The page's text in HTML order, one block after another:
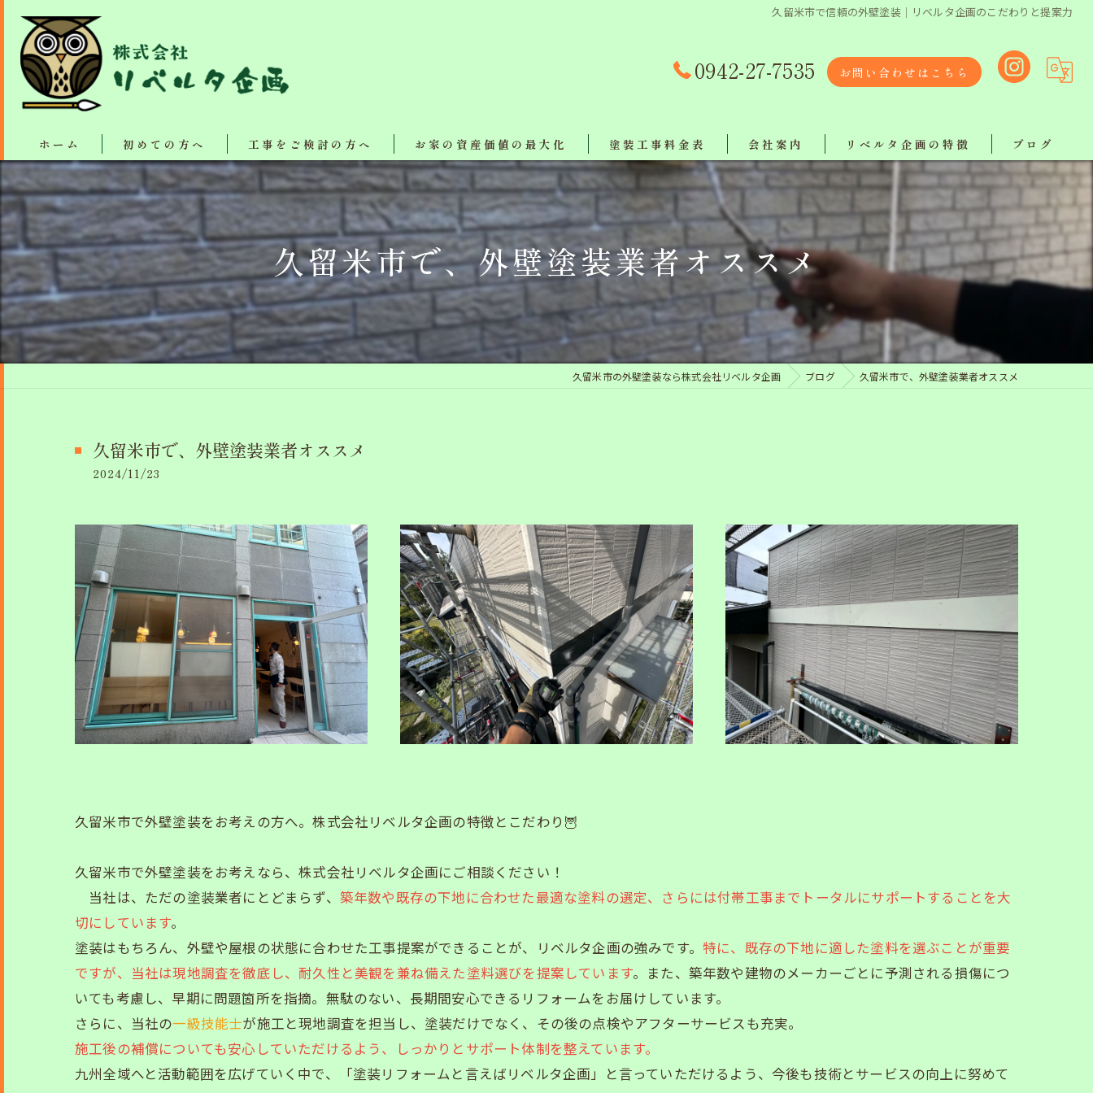
久留米市で信頼の外壁塗装｜リベルタ企画のこだわりと提案力
0942-27-7535 お問い合わせはこちら
ホーム 初めての方へ 工事をご検討の方へ
塗装・リフォーム施工事例
断熱、防音、結露防止対策
屋根カバー工法
お家の資産価値の最大化 塗装工事料金表 会社案内
リクルート
リベルタスタッフ紹介
【ボランティア活動報告】
リベルタ企画の特徴
リフォーム
塗り替え
屋根工事
工事
地域最安値で施工！ラインでお気軽にご相談
ブログ
久留米市で、外壁塗装業者オススメ
久留米市の外壁塗装なら株式会社リベルタ企画 ブログ 久留米市で、外壁塗装業者オススメ
久留米市で、外壁塗装業者オススメ
2024/11/23
久留米市で外壁塗装をお考えの方へ。株式会社リベルタ企画の特徴とこだわり🦉
久留米市で外壁塗装をお考えなら、株式会社リベルタ企画にご相談ください！
当社は、ただの塗装業者にとどまらず、 築年数や既存の下地に合わせた最適な塗料の選定、さらには付帯工事までトータルにサポートすることを大
切にしています。
塗装はもちろん、外壁や屋根の状態に合わせた工事提案ができることが、リベルタ企画の強みです。特に、既存の下地に適した塗料を選ぶことが重要
ですが、当社は現地調査を徹底し、耐久性と美観を兼ね備えた塗料選びを提案しています。また、築年数や建物のメーカーごとに予測される損傷につ
いても考慮し、早期に問題箇所を指摘。無駄のない、長期間安心できるリフォームをお届けしています。
さらに、当社の一級技能士が施工と現地調査を担当し、塗装だけでなく、その後の点検やアフターサービスも充実。
施工後の補償についても安心していただけるよう、しっかりとサポート体制を整えています。
九州全域へと活動範囲を広げていく中で、「塗装リフォームと言えばリベルタ企画」と言っていただけるよう、今後も技術とサービスの向上に努めて